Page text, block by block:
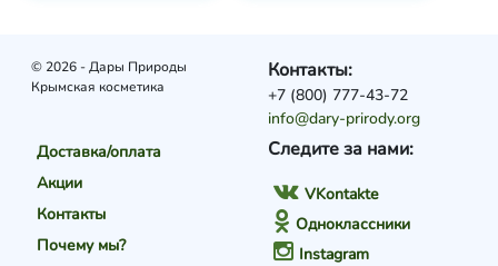
© 2026 - Дары Природы
Крымская косметика
Доставка/оплата
Акции
Контакты
Почему мы?
Следите за нами:
VKontakte
Одноклассники
Instagram
Контакты:
+7 (800) 777-43-72
info@dary-prirody.org